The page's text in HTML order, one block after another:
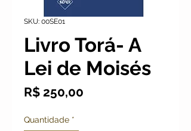
SKU: 00SE01
Livro Torá- A
Lei de Moisés
R$ 250,00
Quantidade *